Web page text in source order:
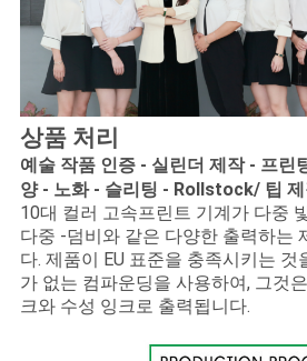
상품 처리
예술 작품 인증 - 실린더 제작 - 프린
양 - 노화 - 슬리팅 - Rollstock/ 팁
10대 컬러 고속프린트 기계가 다중
다중 -덤비와 같은 다양한 출력하는
다. 제품이 EU 표준을 충족시키는 것
가 없는 컴파운딩을 사용하여, 그것
크와 수성 잉크로 출력됩니다.